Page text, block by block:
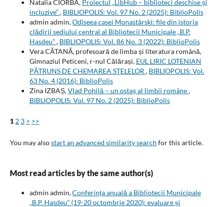
Natalia CIORBA, Proiectul „LibHub – biblioteci deschise și
incluzive”, BIBLIOPOLIS: Vol. 97 No. 2 (2025): BiblioPolis
admin admin,Odiseea casei Monastârski: file din istoria
clădirii sediului central al Bibliotecii Municipale „B.P.
Hasdeu”, BIBLIOPOLIS: Vol. 86 No. 3 (2022): BiblioPolis
Vera CĂTANĂ, profesoară de limba și literatura română,
Gimnaziul Peticeni, r-nul Călărași, EUL LIRIC LOTENIAN
PĂTRUNS DE CHEMAREA STELELOR , BIBLIOPOLIS: Vol.
63 No. 4 (2016): BiblioPolis
Zina IZBAȘ,Vlad Pohilă – un ostaș al limbii române,
BIBLIOPOLIS: Vol. 97 No. 2 (2025): BiblioPolis
1 2 3 > >>
You may alsostart an advanced similarity search for this article.
Most read articles by the same author(s)
admin admin,Conferința anuală a Bibliotecii Municipale
„B.P. Hasdeu” (19-20 octombrie 2020): evaluare și